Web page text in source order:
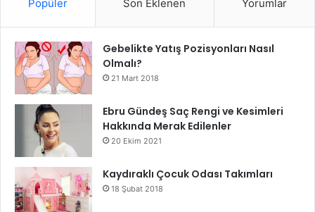
Popüler Son Eklenen Yorumlar
Gebelikte Yatış Pozisyonları Nasıl
Olmalı?
21 Mart 2018
Ebru Gündeş Saç Rengi ve Kesimleri
Hakkında Merak Edilenler
20 Ekim 2021
Kaydıraklı Çocuk Odası Takımları
18 Şubat 2018